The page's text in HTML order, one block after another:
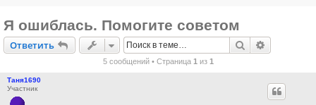
Я ошиблась. Помогите советом
Ответить
Ответить Поиск
5 сообщений • Страница 1 из 1
Таня1690
Участник